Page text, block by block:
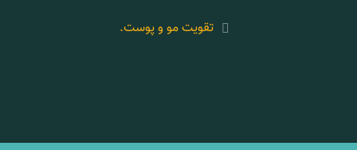
تقویت مو و پوست.